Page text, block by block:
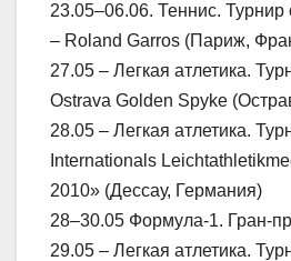
23.05–06.06. Теннис.
– Roland Garros (Париж,
27.05 – Легкая атлетика.
Ostrava Golden Spyke
28.05 – Легкая атлетика.
Internationals
2010» (Дессау, Германия)
28–30.05 Формула-1. Гран-
29.05 – Легкая атлетика.